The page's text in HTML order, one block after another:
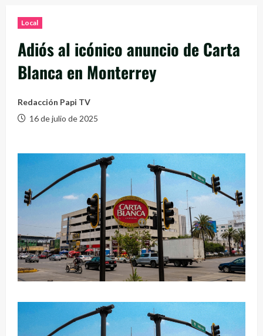
Local
Adiós al icónico anuncio de Carta
Blanca en Monterrey
Redacción Papi TV
16 de julio de 2025